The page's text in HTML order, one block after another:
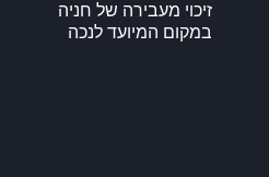
זיכוי מעבירה של חניה
במקום המיועד לנכה